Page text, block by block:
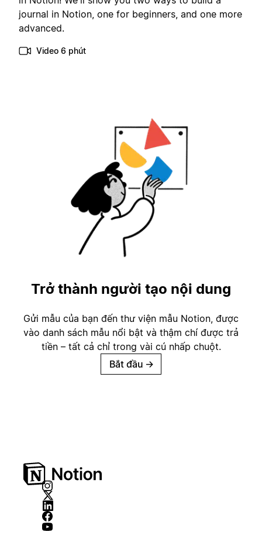
journal in Notion, one for beginners, and one more
advanced.
Video 6 phút
Trở thành người tạo nội dung
Gửi mẫu của bạn đến thư viện mẫu Notion, được
vào danh sách mẫu nổi bật và thậm chí được trả
tiền – tất cả chỉ trong vài cú nhấp chuột.
Bắt đầu →